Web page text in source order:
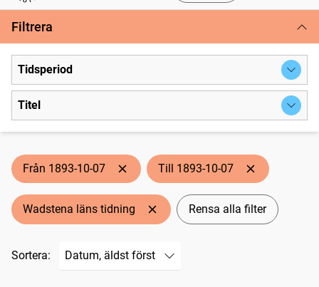
Filtrera
Tidsperiod
Titel
Från 1893-10-07 Till 1893-10-07
Wadstena läns tidning Rensa alla filter
Sortera: